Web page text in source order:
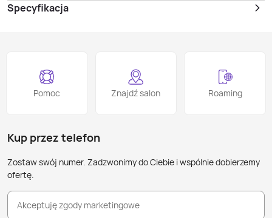
Specyfikacja
Pomoc Znajdź salon Roaming
Kup przez telefon
Zostaw swój numer. Zadzwonimy do Ciebie i wspólnie dobierzemy
ofertę.
Akceptuję zgody marketingowe